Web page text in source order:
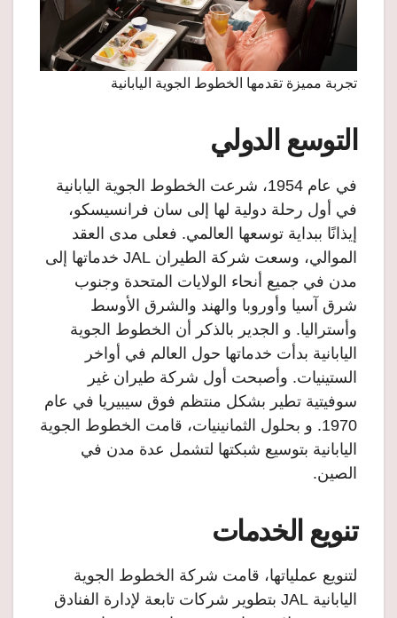
تجربة مميزة تقدمها الخطوط الجوية اليابانية
التوسع الدولي
في عام 1954، شرعت الخطوط الجوية اليابانية
في أول رحلة دولية لها إلى سان فرانسيسكو،
إيذانًا ببداية توسعها العالمي. فعلى مدى العقد
الموالي، وسعت شركة الطيران JAL خدماتها إلى
مدن في جميع أنحاء الولايات المتحدة وجنوب
شرق آسيا وأوروبا والهند والشرق الأوسط
وأستراليا. و الجدير بالذكر أن الخطوط الجوية
اليابانية بدأت خدماتها حول العالم في أواخر
الستينيات. وأصبحت أول شركة طيران غير
سوفيتية تطير بشكل منتظم فوق سيبيريا في عام
1970. و بحلول الثمانينيات، قامت الخطوط الجوية
اليابانية بتوسيع شبكتها لتشمل عدة مدن في
الصين.
تنويع الخدمات
لتنويع عملياتها، قامت شركة الخطوط الجوية
اليابانية JAL بتطوير شركات تابعة لإدارة الفنادق